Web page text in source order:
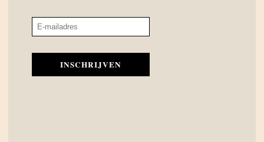
INSCHRIJVEN